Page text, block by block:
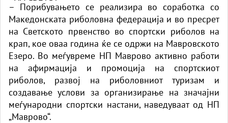
– Порибувањето се реализира во соработка со
Македонската риболовна федерација и во пресрет
на Светското првенство во спортски риболов на
крап, кое оваа година ќе се одржи на Мавровското
Езеро. Во меѓувреме НП Маврово активно работи
на афирмација и промоција на спортскиот
риболов, развој на риболовниот туризам и
создавање услови за организирање на значајни
меѓународни спортски настани, наведуваат од НП
„Маврово“.